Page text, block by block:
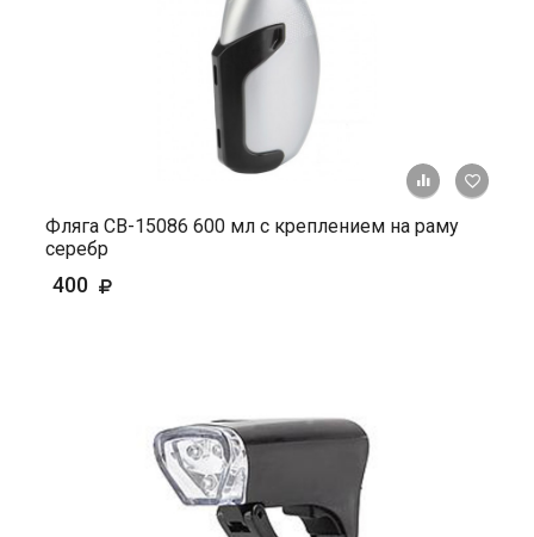
+ К
Фляга СВ-15086 600 мл с креплением на раму
серебр
400